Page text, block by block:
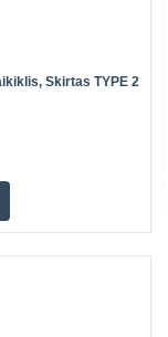
Skirtas TYPE 2